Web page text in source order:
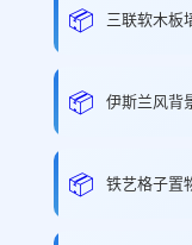
📦 三联软木板
📦 伊斯兰风背
📦 铁艺格子置